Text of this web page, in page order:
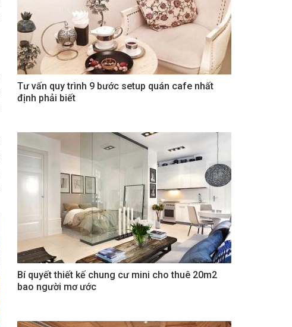
Tư vấn quy trình 9 bước setup quán cafe nhất
định phải biết
Bí quyết thiết kế chung cư mini cho thuê 20m2
bao người mơ ước